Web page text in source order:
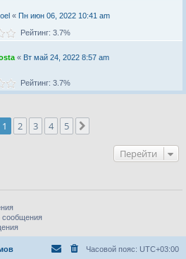
« Пн июн 06, 2022 10:41 am
Рейтинг: 3.7%
« Вт май 24, 2022 8:57 am
Рейтинг: 3.7%
1 2 3 4 5
Перейти
сообщения
Часовой пояс: UTC+03:00